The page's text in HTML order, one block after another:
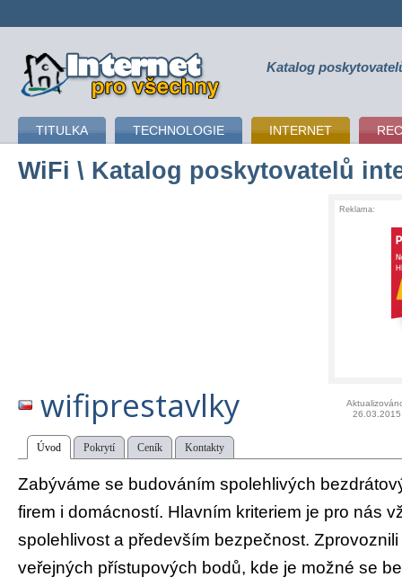
připojení k internetu Katalog
TITULKA TECHNOLOGIE INTERNET
WiFi \ Katalog poskytovatelů
Reklama:
wifiprestavlky
26.03.2015
Úvod Pokrytí Ceník Kontakty
Zabýváme se budováním spolehlivých
firem i domácností. Hlavním kriteriem je pro nás
spolehlivost a především bezpečnost.
veřejných přístupových bodů, kde je možné se